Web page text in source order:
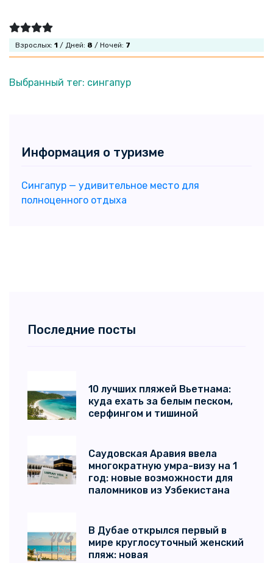
Взрослых: 1 / Дней: 8 / Ночей: 7
Выбранный тег: сингапур
Информация о туризме
Сингапур — удивительное место для
полноценного отдыха
Последние посты
10 лучших пляжей Вьетнама:
куда ехать за белым песком,
серфингом и тишиной
Саудовская Аравия ввела
многократную умра-визу на 1
год: новые возможности для
паломников из Узбекистана
В Дубае открылся первый в
мире круглосуточный женский
пляж: новая